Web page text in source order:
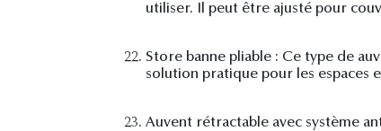
utiliser. Il peut être ajusté pour
22. Store banne pliable : Ce type de
solution pratique pour les espaces
23. Auvent rétractable avec système